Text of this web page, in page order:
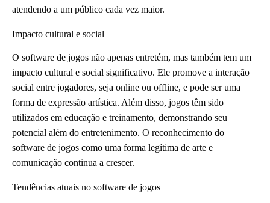
atendendo a um público cada vez maior.
Impacto cultural e social
O software de jogos não apenas entretém, mas também tem um
impacto cultural e social significativo. Ele promove a interação
social entre jogadores, seja online ou offline, e pode ser uma
forma de expressão artística. Além disso, jogos têm sido
utilizados em educação e treinamento, demonstrando seu
potencial além do entretenimento. O reconhecimento do
software de jogos como uma forma legítima de arte e
comunicação continua a crescer.
Tendências atuais no software de jogos